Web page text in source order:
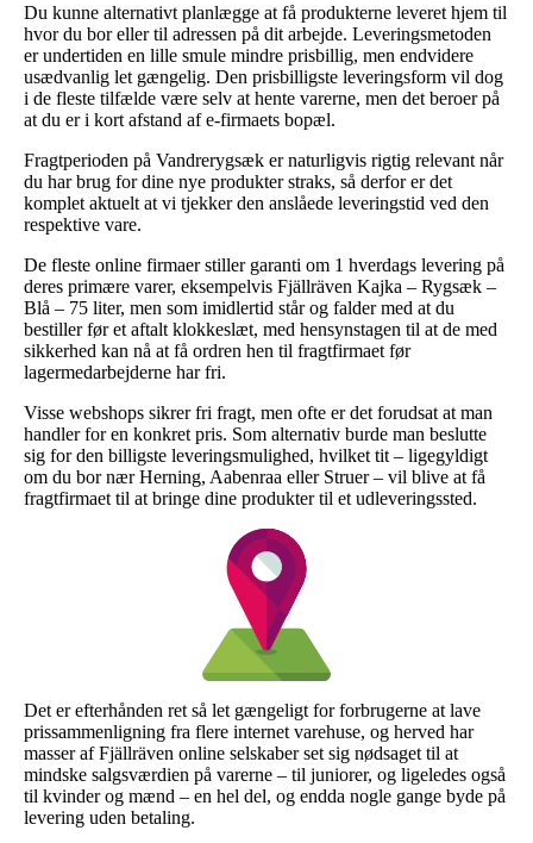
Du kunne alternativt planlægge at få produkterne leveret hjem til
hvor du bor eller til adressen på dit arbejde. Leveringsmetoden
er undertiden en lille smule mindre prisbillig, men endvidere
usædvanlig let gængelig. Den prisbilligste leveringsform vil dog
i de fleste tilfælde være selv at hente varerne, men det beroer på
at du er i kort afstand af e-firmaets bopæl.
Fragtperioden på Vandrerygsæk er naturligvis rigtig relevant når
du har brug for dine nye produkter straks, så derfor er det
komplet aktuelt at vi tjekker den anslåede leveringstid ved den
respektive vare.
De fleste online firmaer stiller garanti om 1 hverdags levering på
deres primære varer, eksempelvis Fjällräven Kajka – Rygsæk –
Blå – 75 liter, men som imidlertid står og falder med at du
bestiller før et aftalt klokkeslæt, med hensynstagen til at de med
sikkerhed kan nå at få ordren hen til fragtfirmaet før
lagermedarbejderne har fri.
Visse webshops sikrer fri fragt, men ofte er det forudsat at man
handler for en konkret pris. Som alternativ burde man beslutte
sig for den billigste leveringsmulighed, hvilket tit – ligegyldigt
om du bor nær Herning, Aabenraa eller Struer – vil blive at få
fragtfirmaet til at bringe dine produkter til et udleveringssted.
Det er efterhånden ret så let gængeligt for forbrugerne at lave
prissammenligning fra flere internet varehuse, og herved har
masser af Fjällräven online selskaber set sig nødsaget til at
mindske salgsværdien på varerne – til juniorer, og ligeledes også
til kvinder og mænd – en hel del, og endda nogle gange byde på
levering uden betaling.